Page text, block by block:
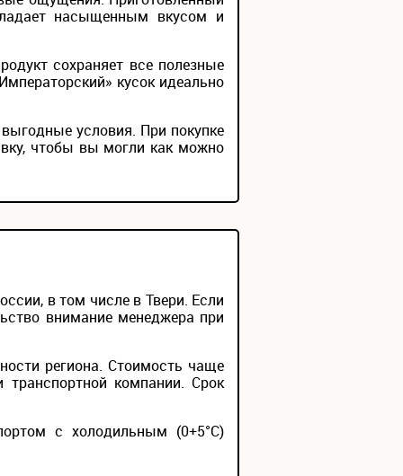
насыщенным вкусом и
сохраняет все полезные
кусок идеально
условия. При покупке
чтобы вы могли как можно
в том числе в Твери. Если
внимание менеджера при
региона. Стоимость чаще
компании. Срок
с холодильным (0+5°С)